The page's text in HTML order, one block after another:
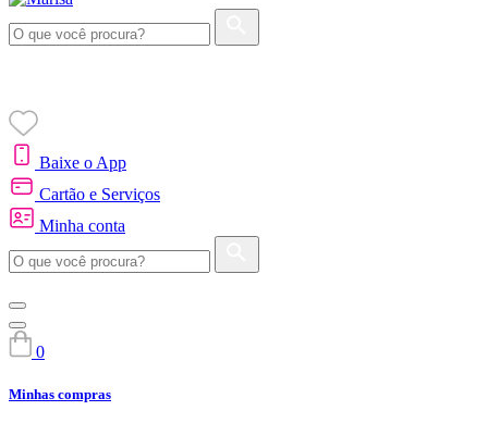
Baixe o App
Cartão e Serviços
Minha conta
0
Minhas compras